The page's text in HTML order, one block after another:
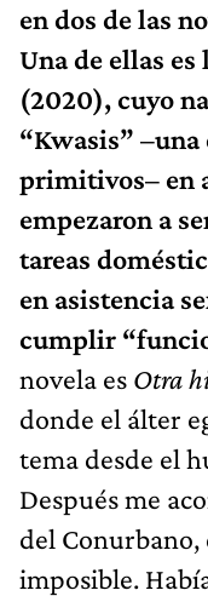
en dos de las
Una de ellas es
(2020), cuyo
“Kwasis” –una
primitivos– en
empezaron a
tareas
en asistencia
cumplir
novela es Otra
donde el álter
tema desde el
Después me
del Conurbano,
imposible.